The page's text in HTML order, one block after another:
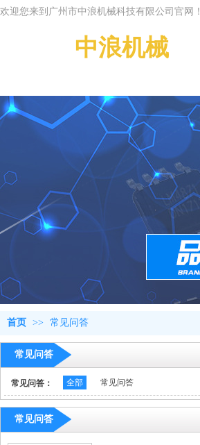
欢迎您来到广州市中浪机械科技有限公司官网！
中浪机械
首页 >> 常见问答
常见问答
常见问答： 全部 常见问答
常见问答